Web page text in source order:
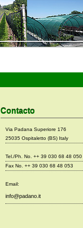
Contacto
Via Padana Superiore 176
25035 Ospitaletto (BS) Italy
Tel./Ph. No. ++ 39 030 68 48 050
Fax No. ++ 39 030 68 48 053
Email:
info@padano.it